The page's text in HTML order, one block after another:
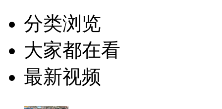
分类浏览
大家都在看
最新视频